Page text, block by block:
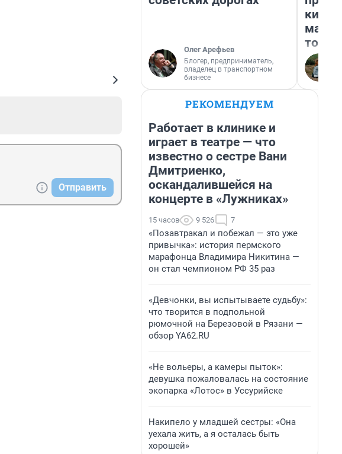
Отправить
Олег Арефьев
Блогер, предприниматель,
владелец в транспортном
бизнесе
того
РЕКОМЕНДУЕМ
Работает в клинике и
играет в театре — что
известно о сестре Вани
Дмитриенко,
оскандалившейся на
концерте в «Лужниках»
15 часов 9 526 7
«Позавтракал и побежал — это уже
привычка»: история пермского
марафонца Владимира Никитина —
он стал чемпионом РФ 35 раз
«Девчонки, вы испытываете судьбу»:
что творится в подпольной
рюмочной на Березовой в Рязани —
обзор YA62.RU
«Не вольеры, а камеры пыток»:
девушка пожаловалась на состояние
экопарка «Лотос» в Уссурийске
Накипело у младшей сестры: «Она
уехала жить, а я осталась быть
хорошей»